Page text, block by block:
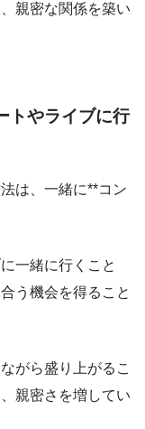
親密な関係を築い
トやライブに行
は、一緒に**コン
一緒に行くこと
う機会を得ること
がら盛り上がるこ
親密さを増してい